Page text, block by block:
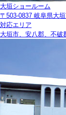
大垣ショールーム
〒503-0837 岐阜県大
対応エリア
大垣市、安八郡、不破